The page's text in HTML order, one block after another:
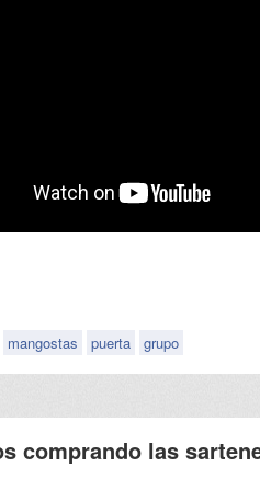
mangostas puerta grupo
comprando las